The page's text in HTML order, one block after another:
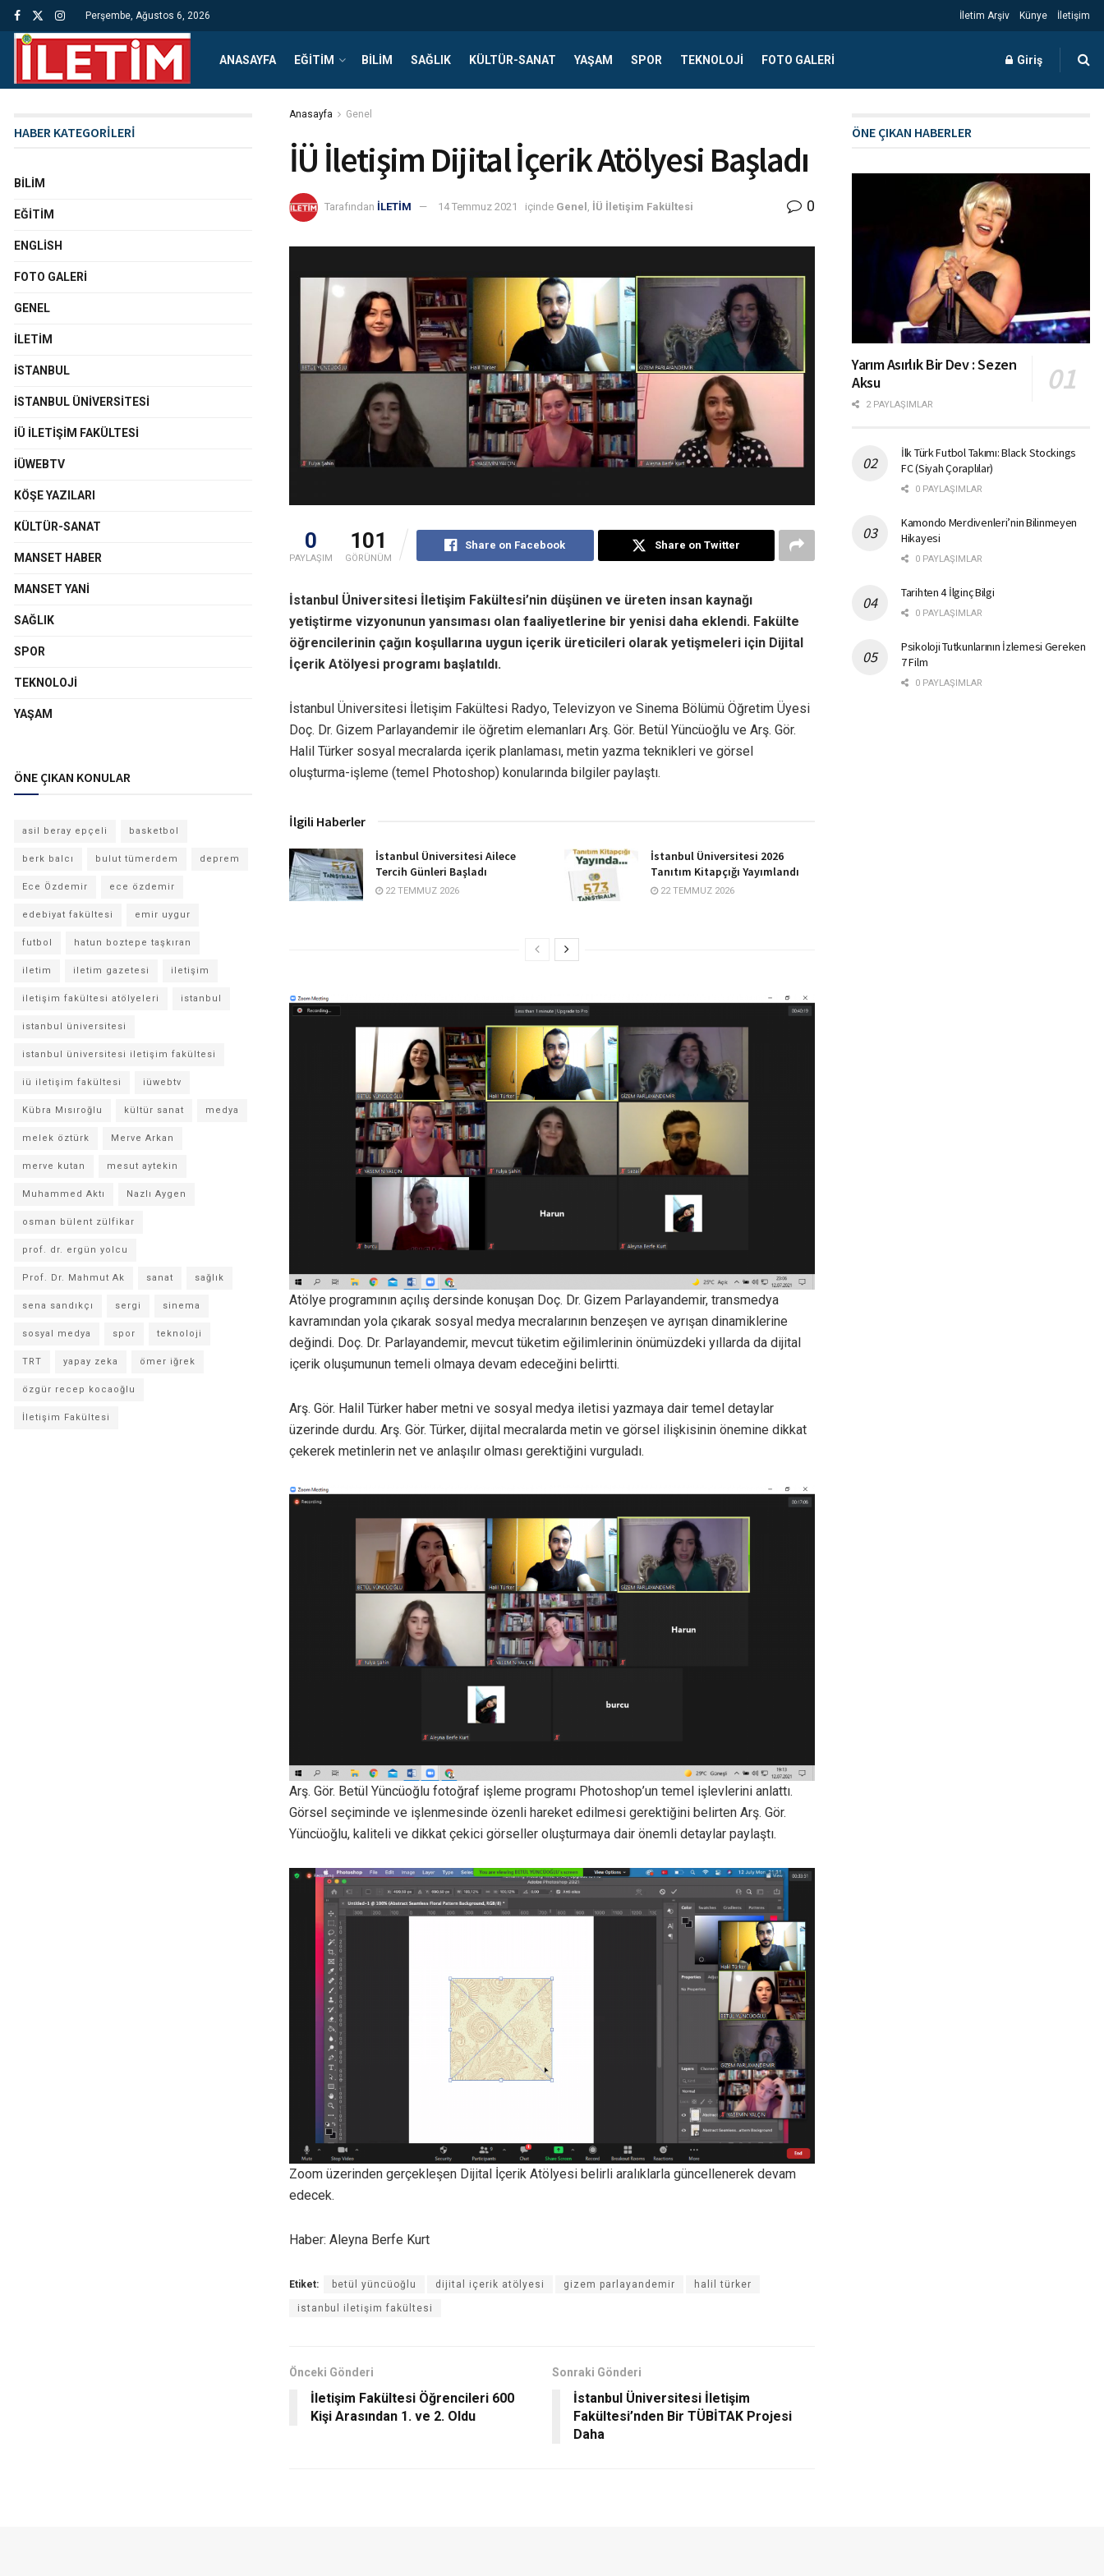
Perşembe, Ağustos 6, 2026 İletim Arşiv Künye İletişim
ANASAYFA EĞITIM BILIM SAĞLIK KÜLTÜR-SANAT YAŞAM SPOR TEKNOLOJI FOTO GALERI Giriş
Anasayfa Genel
İÜ İletişim Dijital İçerik Atölyesi Başladı
Tarafından İLETİM 14 Temmuz 2021 içinde Genel İÜ İletişim Fakültesi 0
0
PAYLAŞIM
101
GÖRÜNÜM
Share on Facebook Share on Twitter
İstanbul Üniversitesi İletişim Fakültesi’nin düşünen ve üreten insan kaynağı
yetiştirme vizyonunun yansıması olan faaliyetlerine bir yenisi daha eklendi. Fakülte
öğrencilerinin çağın koşullarına uygun içerik üreticileri olarak yetişmeleri için Dijital
İçerik Atölyesi programı başlatıldı.
İstanbul Üniversitesi İletişim Fakültesi Radyo, Televizyon ve Sinema Bölümü Öğretim Üyesi
Doç. Dr. Gizem Parlayandemir ile öğretim elemanları Arş. Gör. Betül Yüncüoğlu ve Arş. Gör.
Halil Türker sosyal mecralarda içerik planlaması, metin yazma teknikleri ve görsel
oluşturma-işleme (temel Photoshop) konularında bilgiler paylaştı.
İlgili Haberler
İstanbul Üniversitesi Ailece
Tercih Günleri Başladı
22 TEMMUZ 2026
İstanbul Üniversitesi 2026
Tanıtım Kitapçığı Yayımlandı
22 TEMMUZ 2026
Atölye programının açılış dersinde konuşan Doç. Dr. Gizem Parlayandemir, transmedya
kavramından yola çıkarak sosyal medya mecralarının benzeşen ve ayrışan dinamiklerine
değindi. Doç. Dr. Parlayandemir, mevcut tüketim eğilimlerinin önümüzdeki yıllarda da dijital
içerik oluşumunun temeli olmaya devam edeceğini belirtti.
Arş. Gör. Halil Türker haber metni ve sosyal medya iletisi yazmaya dair temel detaylar
üzerinde durdu. Arş. Gör. Türker, dijital mecralarda metin ve görsel ilişkisinin önemine dikkat
çekerek metinlerin net ve anlaşılır olması gerektiğini vurguladı.
Arş. Gör. Betül Yüncüoğlu fotoğraf işleme programı Photoshop’un temel işlevlerini anlattı.
Görsel seçiminde ve işlenmesinde özenli hareket edilmesi gerektiğini belirten Arş. Gör.
Yüncüoğlu, kaliteli ve dikkat çekici görseller oluşturmaya dair önemli detaylar paylaştı.
Zoom üzerinden gerçekleşen Dijital İçerik Atölyesi belirli aralıklarla güncellenerek devam
edecek.
Haber: Aleyna Berfe Kurt
Etiket: betül yüncüoğlu dijital içerik atölyesi gizem parlayandemir halil türker
istanbul iletişim fakültesi
Önceki Gönderi
İletişim Fakültesi Öğrencileri 600
Kişi Arasından 1. ve 2. Oldu
Sonraki Gönderi
İstanbul Üniversitesi İletişim
Fakültesi’nden Bir TÜBİTAK Projesi
Daha
HABER KATEGORİLERİ
BILIM
EĞITIM
ENGLISH
FOTO GALERI
GENEL
İLETIM
İSTANBUL
İSTANBUL ÜNIVERSITESI
İÜ İLETIŞIM FAKÜLTESI
İÜWEBTV
KÖŞE YAZILARI
KÜLTÜR-SANAT
MANSET HABER
MANSET YANI
SAĞLIK
SPOR
TEKNOLOJI
YAŞAM
ÖNE ÇIKAN KONULAR
asil beray epçeli basketbol
berk balcı bulut tümerdem deprem
Ece Özdemir ece özdemir
edebiyat fakültesi emir uygur
futbol hatun boztepe taşkıran
iletim iletim gazetesi iletişim
iletişim fakültesi atölyeleri istanbul
istanbul üniversitesi
istanbul üniversitesi iletişim fakültesi
iü iletişim fakültesi iüwebtv
Kübra Mısıroğlu kültür sanat medya
melek öztürk Merve Arkan
merve kutan mesut aytekin
Muhammed Aktı Nazlı Aygen
osman bülent zülfikar
prof. dr. ergün yolcu
Prof. Dr. Mahmut Ak sanat sağlık
sena sandıkçı sergi sinema
sosyal medya spor teknoloji
TRT yapay zeka ömer iğrek
özgür recep kocaoğlu
İletişim Fakültesi
ÖNE ÇIKAN HABERLER
Yarım Asırlık Bir Dev : Sezen
Aksu
2 PAYLAŞIMLAR
İlk Türk Futbol Takımı: Black Stockings
FC (Siyah Çoraplılar)
0 PAYLAŞIMLAR
Kamondo Merdivenleri’nin Bilinmeyen
Hikayesi
0 PAYLAŞIMLAR
Tarihten 4 İlginç Bilgi
0 PAYLAŞIMLAR
Psikoloji Tutkunlarının İzlemesi Gereken
7 Film
0 PAYLAŞIMLAR